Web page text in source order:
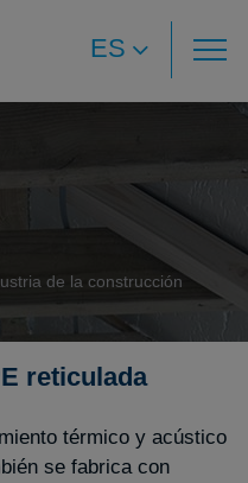
ES
de la construcción
reticulada
térmico y acústico
se fabrica con